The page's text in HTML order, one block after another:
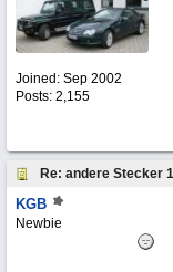
Joined: Sep 2002
Posts: 2,155
Re: andere Stecker
KGB
Newbie